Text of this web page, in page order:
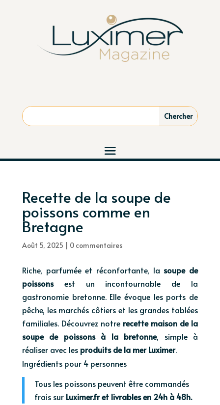
Recette de la soupe de
poissons comme en
Bretagne
Août 5, 2025 | 0 commentaires
Riche, parfumée et réconfortante, la soupe de
poissonsest un incontournable de la
gastronomie bretonne. Elle évoque les ports de
pêche, les marchés côtiers et les grandes tablées
familiales. Découvrez notre recette maison de la
soupe de poissons à la bretonne, simple à
réaliser avec les produits de la mer Luximer.
Ingrédients pour 4 personnes
Tous les poissons peuvent être commandés
frais sur Luximer.fr et livrables en 24h à 48h.